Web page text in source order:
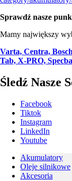
Sprawdź nasze
Mamy największy
Varta, Centra,
Tab, X-PRO,
Śledź Nasze
Facebook
Tiktok
Instagram
LinkedIn
Youtube
Akumulatory
Oleje silnikowe
Akcesoria